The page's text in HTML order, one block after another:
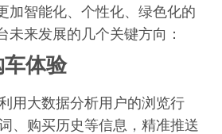
加智能化、个性化、绿色化的
未来发展的几个关键方向：
体验
利用大数据分析用户的浏览行
、购买历史等信息，精准推送